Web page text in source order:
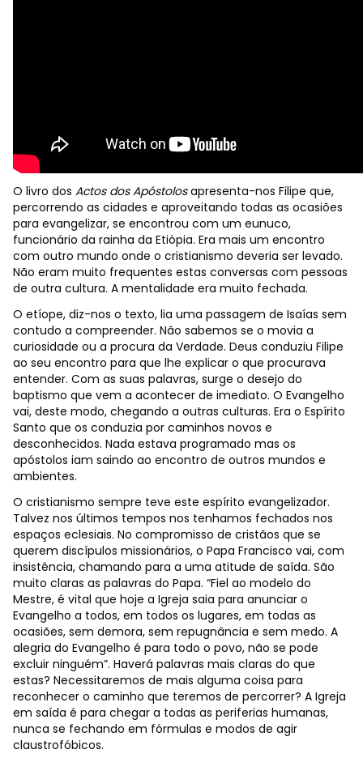
O livro dos Actos dos Apóstolosapresenta-nos Filipe que,
percorrendo as cidades e aproveitando todas as ocasiões
para evangelizar, se encontrou com um eunuco,
funcionário da rainha da Etiópia. Era mais um encontro
com outro mundo onde o cristianismo deveria ser levado.
Não eram muito frequentes estas conversas com pessoas
de outra cultura. A mentalidade era muito fechada.
O etíope, diz-nos o texto, lia uma passagem de Isaías sem
contudo a compreender. Não sabemos se o movia a
curiosidade ou a procura da Verdade. Deus conduziu Filipe
ao seu encontro para que lhe explicar o que procurava
entender. Com as suas palavras, surge o desejo do
baptismo que vem a acontecer de imediato. O Evangelho
vai, deste modo, chegando a outras culturas. Era o Espírito
Santo que os conduzia por caminhos novos e
desconhecidos. Nada estava programado mas os
apóstolos iam saindo ao encontro de outros mundos e
ambientes.
O cristianismo sempre teve este espírito evangelizador.
Talvez nos últimos tempos nos tenhamos fechados nos
espaços eclesiais. No compromisso de cristãos que se
querem discípulos missionários, o Papa Francisco vai, com
insistência, chamando para a uma atitude de saída. São
muito claras as palavras do Papa. “Fiel ao modelo do
Mestre, é vital que hoje a Igreja saia para anunciar o
Evangelho a todos, em todos os lugares, em todas as
ocasiões, sem demora, sem repugnância e sem medo. A
alegria do Evangelho é para todo o povo, não se pode
excluir ninguém”. Haverá palavras mais claras do que
estas? Necessitaremos de mais alguma coisa para
reconhecer o caminho que teremos de percorrer? A Igreja
em saída é para chegar a todas as periferias humanas,
nunca se fechando em fórmulas e modos de agir
claustrofóbicos.